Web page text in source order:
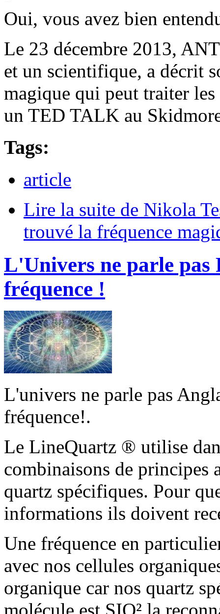
Oui, vous avez bien
Le 23 décembre 2013,
et un scientifique, a décrit
magique qui peut traiter les
un TED TALK au
Tags:
article
Lire la suite de Nikola
trouvé la fréquence
L'Univers ne parle pas
fréquence !
L'univers ne parle pas
fréquence!.
Le LineQuartz ® utilise
combinaisons de principes
quartz spécifiques. Pour
informations ils doivent
Une fréquence en
avec nos cellules
organique car nos quartz
molécule est SIO² la